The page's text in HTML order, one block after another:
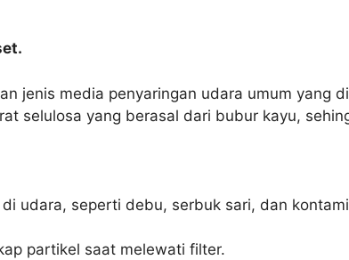
jenis media penyaringan udara umum yang
selulosa yang berasal dari bubur kayu,
udara, seperti debu, serbuk sari, dan
partikel saat melewati filter.